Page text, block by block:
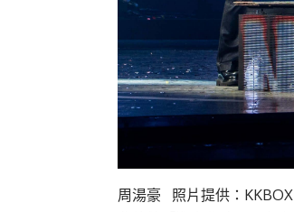
周湯豪 照片提供：KKBOX